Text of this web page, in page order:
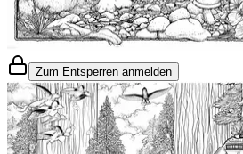
Zum Entsperren anmelden